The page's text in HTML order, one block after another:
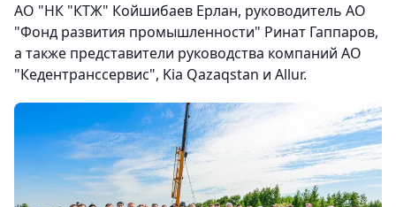
АО "НК "КТЖ" Койшибаев Ерлан, руководитель АО
"Фонд развития промышленности" Ринат Гаппаров,
а также представители руководства компаний АО
"Кедентранссервис", Kia Qazaqstan и Allur.